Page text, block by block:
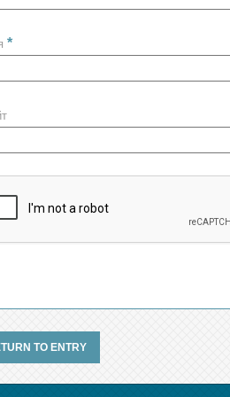
*
TO ENTRY